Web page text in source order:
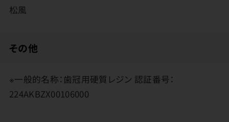
松風
その他
※一般的名称：歯冠用硬質レジン 認証番号：
224AKBZX00106000